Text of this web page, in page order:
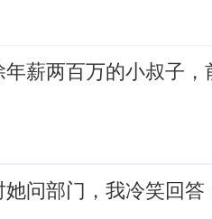
薪两百万的小叔子，
问部门，我冷笑回答